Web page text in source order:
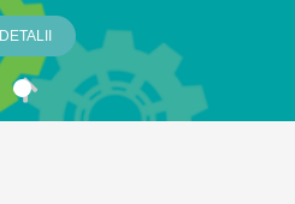
DETALII